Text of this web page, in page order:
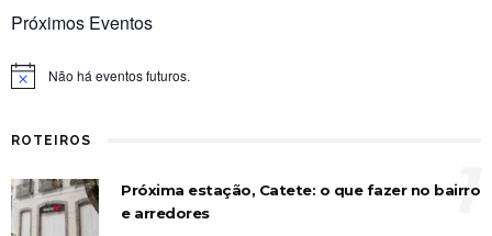
Próximos Eventos
Notice Não há eventos futuros.
ROTEIROS
Próxima estação, Catete: o que fazer no bairro
e arredores
1